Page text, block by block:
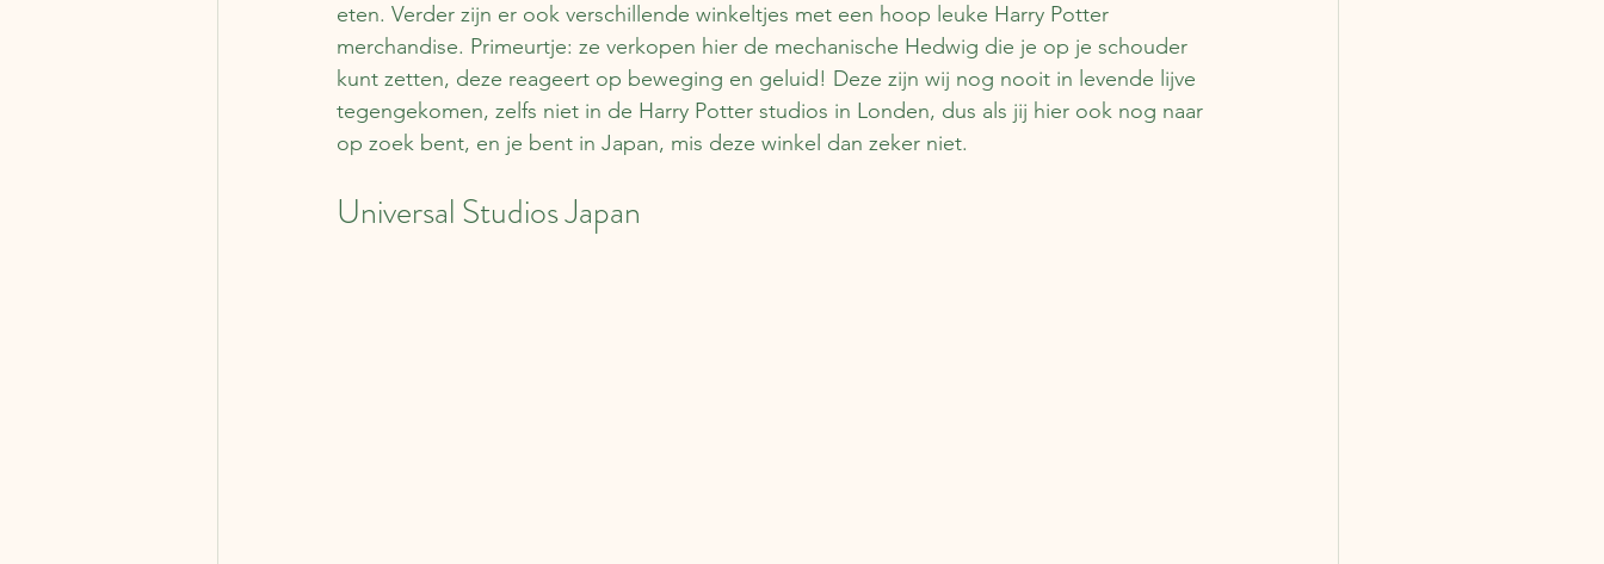
eten. Verder zijn er ook verschillende winkeltjes met een hoop leuke Harry Potter
merchandise. Primeurtje: ze verkopen hier de mechanische Hedwig die je op je schouder
kunt zetten, deze reageert op beweging en geluid! Deze zijn wij nog nooit in levende lijve
tegengekomen, zelfs niet in de Harry Potter studios in Londen, dus als jij hier ook nog naar
op zoek bent, en je bent in Japan, mis deze winkel dan zeker niet.
Universal Studios Japan